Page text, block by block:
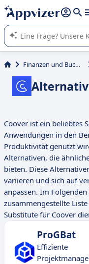
beantworten (mehrere
Die KI von Appvizer führt
von SaaS-Software in
Finanzen und Buchhaltung
Coover ist ein beliebtes
Anwendungen in den
Produktivität genutzt
Alternativen, die
bieten. Diese
variieren und sich auf
anpassen. Im
zusammengestellte
Substitute für Coover
ProGBat
Effiziente